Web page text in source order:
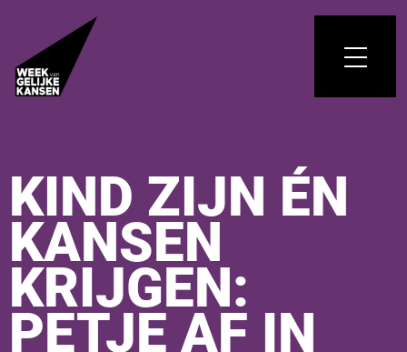
KIND ZIJN ÉN
KANSEN
KRIJGEN:
PETJE AF IN